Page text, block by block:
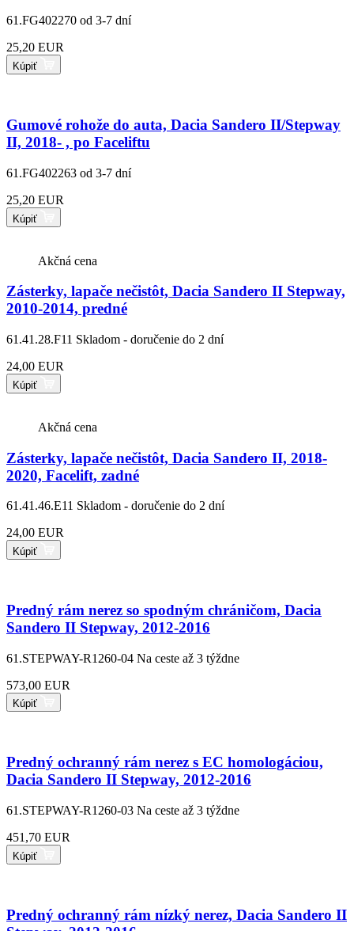
61.FG402270 od 3-7 dní
25,20 EUR
Kúpiť
Gumové rohože do auta, Dacia Sandero II/Stepway
II, 2018- , po Faceliftu
61.FG402263 od 3-7 dní
25,20 EUR
Kúpiť
Akčná cena
Zásterky, lapače nečistôt, Dacia Sandero II Stepway,
2010-2014, predné
61.41.28.F11 Skladom - doručenie do 2 dní
24,00 EUR
Kúpiť
Akčná cena
Zásterky, lapače nečistôt, Dacia Sandero II, 2018-
2020, Facelift, zadné
61.41.46.E11 Skladom - doručenie do 2 dní
24,00 EUR
Kúpiť
Predný rám nerez so spodným chráničom, Dacia
Sandero II Stepway, 2012-2016
61.STEPWAY-R1260-04 Na ceste až 3 týždne
573,00 EUR
Kúpiť
Predný ochranný rám nerez s EC homologáciou,
Dacia Sandero II Stepway, 2012-2016
61.STEPWAY-R1260-03 Na ceste až 3 týždne
451,70 EUR
Kúpiť
Predný ochranný rám nízký nerez, Dacia Sandero II